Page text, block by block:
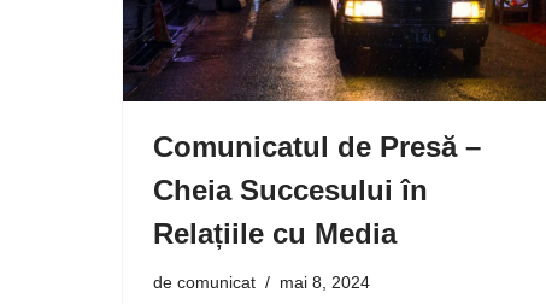
Comunicatul de Presă –
Cheia Succesului în
Relațiile cu Media
de comunicat mai 8, 2024